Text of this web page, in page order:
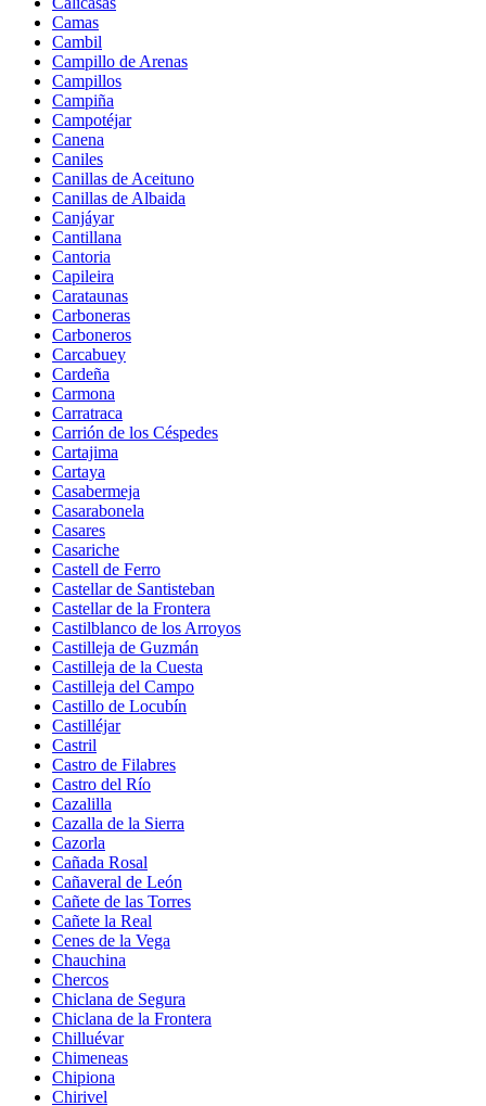
Camas
Cambil
Campillo de Arenas
Campillos
Campiña
Campotéjar
Canena
Caniles
Canillas de Aceituno
Canillas de Albaida
Canjáyar
Cantillana
Cantoria
Capileira
Carataunas
Carboneras
Carboneros
Carcabuey
Cardeña
Carmona
Carratraca
Carrión de los Céspedes
Cartajima
Cartaya
Casabermeja
Casarabonela
Casares
Casariche
Castell de Ferro
Castellar de Santisteban
Castellar de la Frontera
Castilblanco de los Arroyos
Castilleja de Guzmán
Castilleja de la Cuesta
Castilleja del Campo
Castillo de Locubín
Castilléjar
Castril
Castro de Filabres
Castro del Río
Cazalilla
Cazalla de la Sierra
Cazorla
Cañada Rosal
Cañaveral de León
Cañete de las Torres
Cañete la Real
Cenes de la Vega
Chauchina
Chercos
Chiclana de Segura
Chiclana de la Frontera
Chilluévar
Chimeneas
Chipiona
Chirivel